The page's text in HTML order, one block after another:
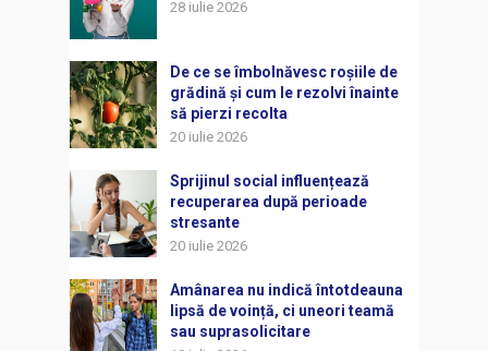
28 iulie 2026
De ce se îmbolnăvesc roșiile de
grădină și cum le rezolvi înainte
să pierzi recolta
20 iulie 2026
Sprijinul social influențează
recuperarea după perioade
stresante
20 iulie 2026
Amânarea nu indică întotdeauna
lipsă de voință, ci uneori teamă
sau suprasolicitare